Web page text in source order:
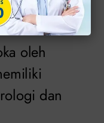
oleh
dan